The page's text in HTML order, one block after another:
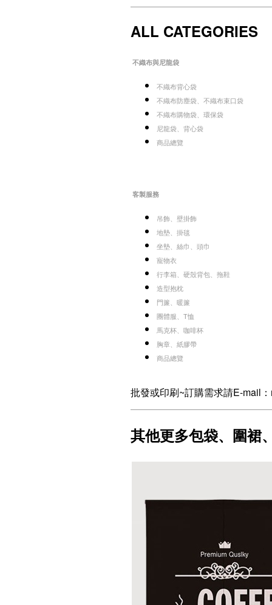
ALL CATEGORIES
不織布與尼龍袋
不織布背心袋
不織布防塵袋、不織布束口袋
不織布購物袋、環保袋
尼龍袋、背心袋
商品總覽
客製服務
吊飾、壁掛飾
地墊、掛毯
坐墊、絲巾、頭巾
寵物衣
行李箱、硬殼背包、拖鞋
造型抱枕
門簾、暖簾
團體服、T恤
馬克杯、咖啡杯
胸章、紙膠帶
商品總覽
批發或印刷~訂購需求請E-mail
其他更多包袋、圍裙